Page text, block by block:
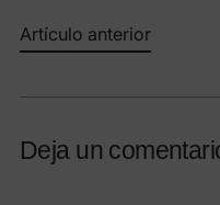
Artículo anterior
Deja un